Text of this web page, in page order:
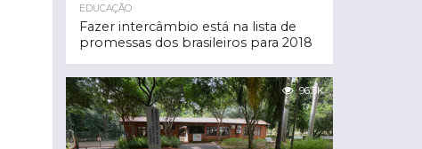
EDUCAÇÃO
Fazer intercâmbio está na lista de
promessas dos brasileiros para 2018
96.3K